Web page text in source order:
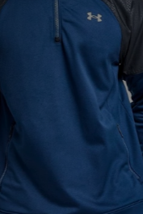
Suivre Ma Commande
Service client